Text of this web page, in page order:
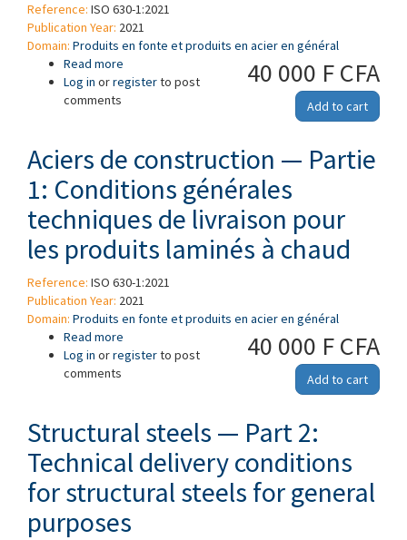
Reference: ISO 630-1:2021
Publication Year: 2021
Domain: Produits en fonte et produits en acier en général
40 000 F CFA
Add to cart
Read more about Structural steels — Part 1: General
technical delivery conditions for hot-rolled
Log in orregisterto post
comments
Aciers de construction — Partie
1: Conditions générales
techniques de livraison pour
les produits laminés à chaud
Reference: ISO 630-1:2021
Publication Year: 2021
Domain: Produits en fonte et produits en acier en général
40 000 F CFA
Add to cart
Read more about Aciers de construction — Partie 1:
Conditions générales techniques de livraison
pour les produits laminés à chaud
Log in orregisterto post
comments
Structural steels — Part 2:
Technical delivery conditions
for structural steels for general
purposes